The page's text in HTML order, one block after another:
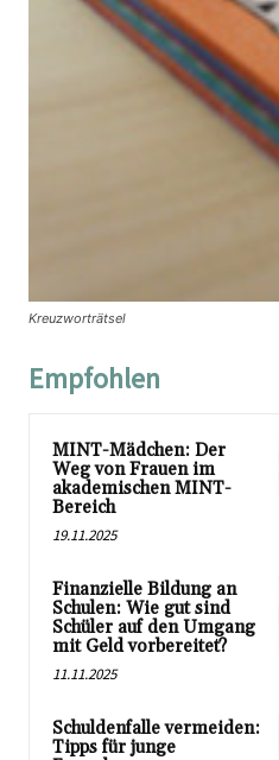
Kreuzworträtsel
Empfohlen
MINT-Mädchen: Der
Weg von Frauen im
akademischen MINT-
Bereich
19.11.2025
Finanzielle Bildung an
Schulen: Wie gut sind
Schüler auf den Umgang
mit Geld vorbereitet?
11.11.2025
Schuldenfalle vermeiden:
Tipps für junge